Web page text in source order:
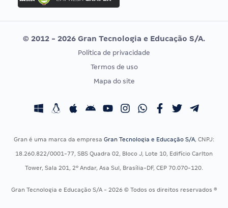
Concurso MPU
Editais publicados
Vunesp
CONCURSOS POR PROFISSÃO
Concursos Fiscais
Concursos Saúde
Residência Multiprofissional
EXAME DE ORDEM
Calendário OAB
© 2012 - 2026 Gran Tecnologia e Educação S/A.
Política de privacidade
Termos de uso
Mapa do site
Gran é uma marca da empresa Gran Tecnologia e Educação S/A, CNPJ:
18.260.822/0001-77, SBS Quadra 02, Bloco J, Lote 10, Edifício Carlton
Tower, Sala 201, 2º Andar, Asa Sul, Brasília-DF, CEP 70.070-120.
Gran Tecnologia e Educação S/A - 2026 © Todos os direitos reservados ®